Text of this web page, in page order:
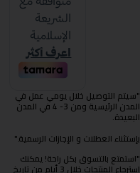
"سيتم التوصيل خلال يومي عمل في
المدن الرئيسية ومن 3- 4 في المدن
البعيدة.
بإستثناء العطلات و الإجازات الرسمية."
"استمتع بالتسوق بكل راحة! يمكنك
استرجاع المنتجات خلال 3 أيام من تاريخ